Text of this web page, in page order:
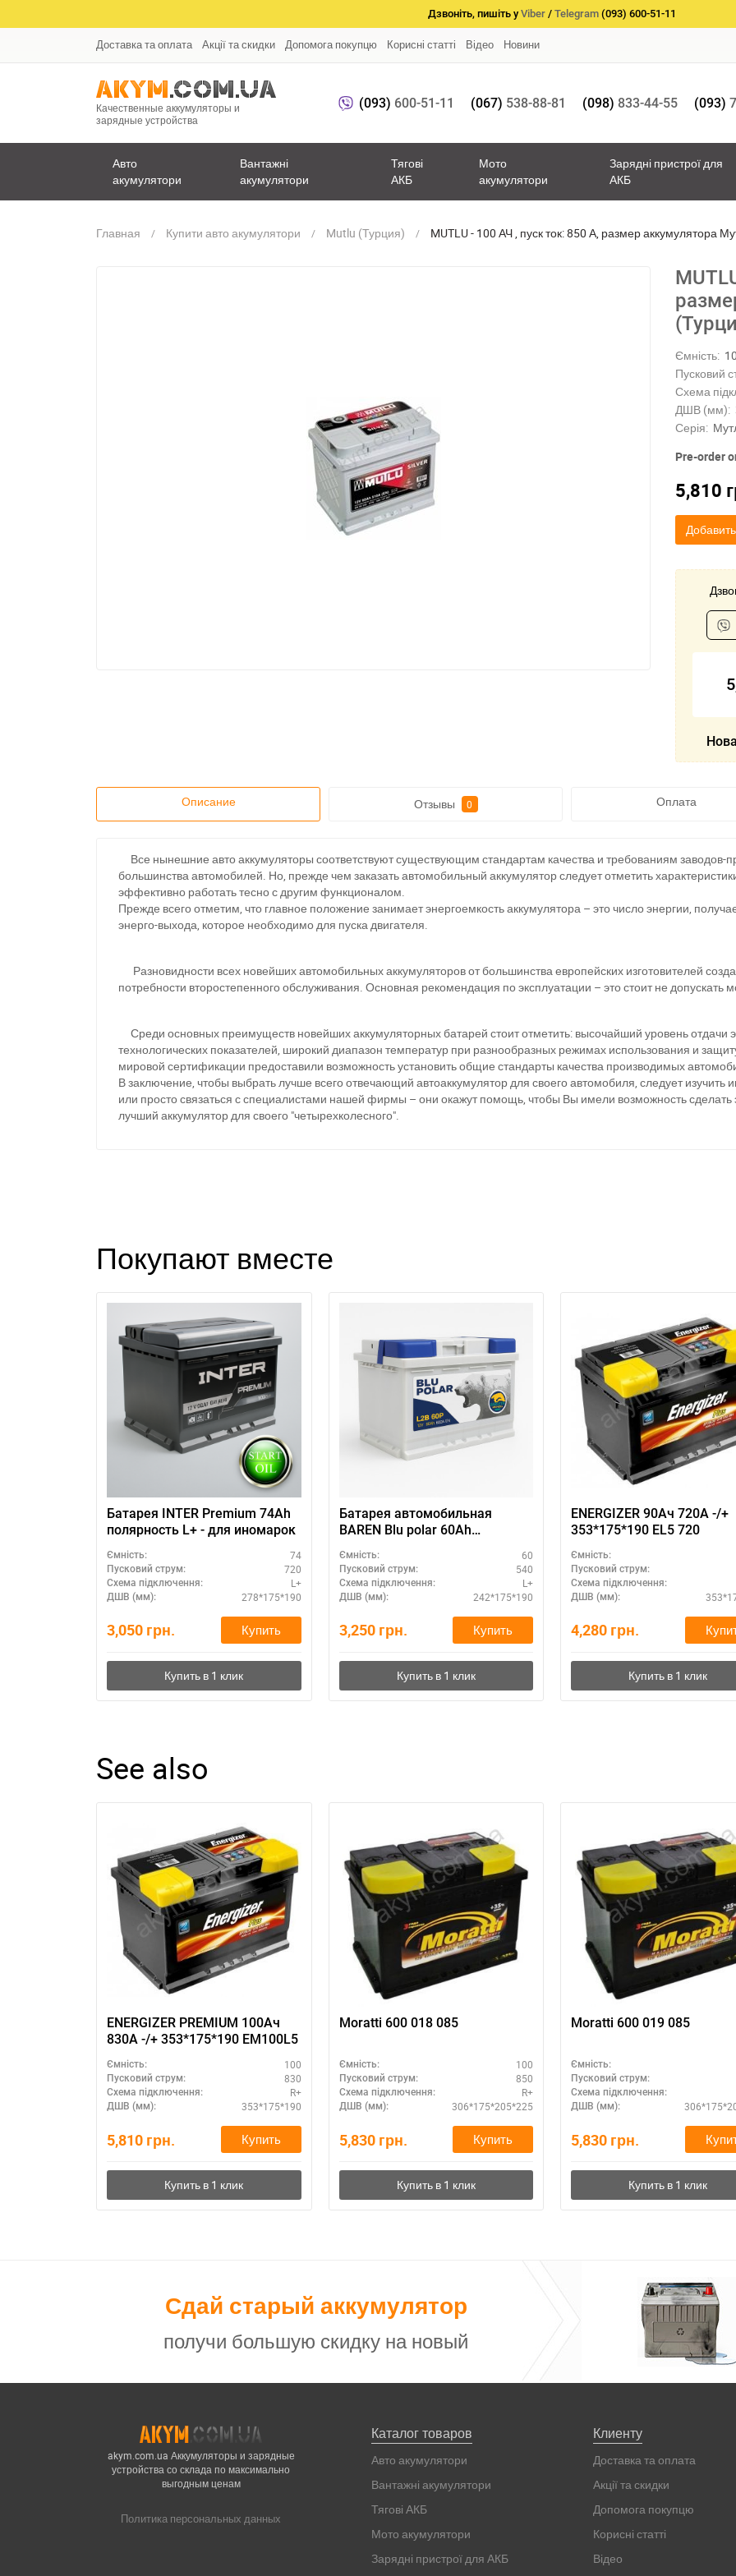
Дзвоніть, пишіть у Viber / Telegram (093) 600-51-11
Доставка та оплата Акції та скидки Допомога покупцю Корисні статті Відео Новини
Качественные аккумуляторы и
зарядные устройства
(093) 600-51-11 (067) 538-88-81 (098) 833-44-55 (093)
Авто
акумулятори
Вантажні
акумулятори
Тягові
АКБ
Мото
акумулятори
Зарядні пристрої для
АКБ
Главная Купити авто акумулятори Mutlu (Турция) MUTLU - 100 АЧ , пуск ток: 850 А, размер аккумулятора
Ємність:
Пусковий
Схема
ДШВ (мм):
Серія:
Pre-order
5,810
Описание Отзывы 0 Оплата
Все нынешние авто аккумуляторы соответствуют существующим стандартам качества и требованиям заводов-
большинства автомобилей. Но, прежде чем заказать автомобильный аккумулятор следует отметить
эффективно работать тесно с другим функционалом.
Прежде всего отметим, что главное положение занимает энергоемкость аккумулятора – это число энергии,
энерго-выхода, которое необходимо для пуска двигателя.
Разновидности всех новейших автомобильных аккумуляторов от большинства европейских изготовителей
потребности второстепенного обслуживания. Основная рекомендация по эксплуатации – это стоит не допускать
Среди основных преимуществ новейших аккумуляторных батарей стоит отметить: высочайший уровень отдачи
технологических показателей, широкий диапазон температур при разнообразных режимах использования и
мировой сертификации предоставили возможность установить общие стандарты качества производимых
В заключение, чтобы выбрать лучше всего отвечающий автоаккумулятор для своего автомобиля, следует изучить
или просто связаться с специалистами нашей фирмы – они окажут помощь, чтобы Вы имели возможность
лучший аккумулятор для своего "четырехколесного".
Покупают вместе
Батарея INTER Premium 74Ah
полярность L+ - для иномарок
Ємність: 74
Пусковий струм: 720
Схема підключення: L+
ДШВ (мм): 278*175*190
3,050 грн. Купить
Батарея автомобильная
BAREN Blu polar 60Ah
Ємність: 60
Пусковий струм: 540
Схема підключення: L+
ДШВ (мм): 242*175*190
3,250 грн. Купить
ENERGIZER 90Ач 720A -/+
353*175*190 EL5 720
Ємність:
Пусковий струм:
Схема підключення:
ДШВ (мм):
4,280 грн.
See also
ENERGIZER PREMIUM 100Ач
830А -/+ 353*175*190 EM100L5
Ємність: 100
Пусковий струм: 830
Схема підключення: R+
ДШВ (мм): 353*175*190
5,810 грн. Купить
Moratti 600 018 085
Ємність: 100
Пусковий струм: 850
Схема підключення: R+
ДШВ (мм): 306*175*205*225
5,830 грн. Купить
Moratti 600 019 085
Ємність:
Пусковий струм:
Схема підключення:
ДШВ (мм):
5,830 грн.
Сдай старый аккумулятор
получи большую скидку на новый
akym.com.ua Аккумуляторы и зарядные
устройства со склада по максимально
выгодным ценам
Политика персональных данных
Каталог товаров
Авто акумулятори
Вантажні акумулятори
Тягові АКБ
Мото акумулятори
Зарядні пристрої для АКБ
Клиенту
Доставка та оплата
Акції та скидки
Допомога покупцю
Корисні статті
Відео
Написати в Viber Написати в Telegram